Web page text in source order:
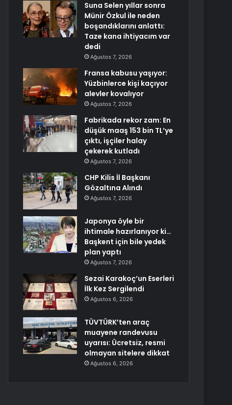
Suna Selen yıllar sonra
Münir Özkul ile neden
boşandıklarını anlattı:
Taze kana ihtiyacım var
dedi
Ağustos 7, 2026
Fransa kabusu yaşıyor:
Yüzbinlerce kişi kaçıyor
alevler kovalıyor
Ağustos 7, 2026
Fabrikada rekor zam: En
düşük maaş 153 bin TL’ye
çıktı, işçiler halay
çekerek kutladı
Ağustos 7, 2026
CHP Kilis İl Başkanı
Gözaltına Alındı
Ağustos 7, 2026
Japonya öyle bir
ihtimale hazırlanıyor ki…
Başkent için bile yedek
plan yaptı
Ağustos 7, 2026
Sezai Karakoç’un Eserleri
İlk Kez Sergilendi
Ağustos 6, 2026
TÜVTÜRK’ten araç
muayene randevusu
uyarısı: Ücretsiz, resmi
olmayan sitelere dikkat
Ağustos 6, 2026